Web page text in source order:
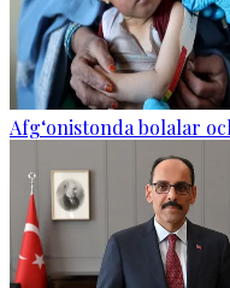
Afg‘onistonda bolalar